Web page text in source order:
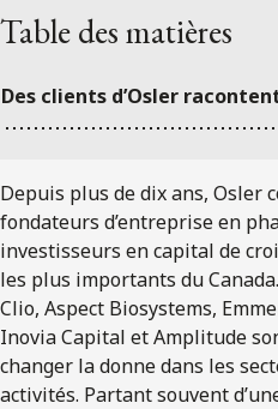
Table des matières
Des clients d’Osler
Depuis plus de dix ans, Osler
fondateurs d’entreprise en
investisseurs en capital de
les plus importants du
Clio, Aspect Biosystems,
Inovia Capital et Amplitude
changer la donne dans les
activités. Partant souvent